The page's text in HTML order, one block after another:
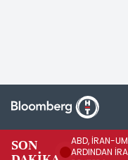
SON
ABD, İRAN-
ARDINDAN